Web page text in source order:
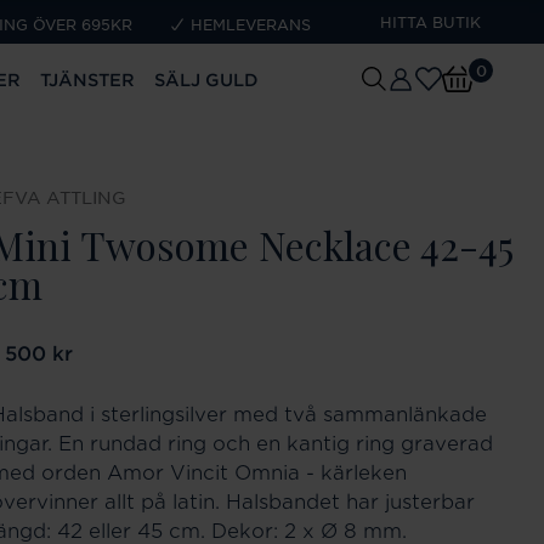
ÖVER 695KR HEMLEVERANS HITTA BUTIK
TJÄNSTER SÄLJ GULD 0
ATTLING
Twosome Necklace 42-45
:1 500 kr
500 kr
i sterlingsilver med två sammanlänkade
En rundad ring och en kantig ring graverad
orden Amor Vincit Omnia - kärleken
allt på latin. Halsbandet har justerbar
42 eller 45 cm. Dekor: 2 x Ø 8 mm.